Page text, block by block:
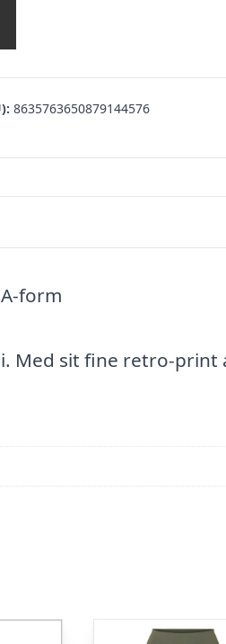
8635763650879144576
form
Med sit fine retro-print